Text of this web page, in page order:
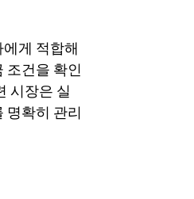
게 적합해
조건을 확인
시장은 실
명확히 관리